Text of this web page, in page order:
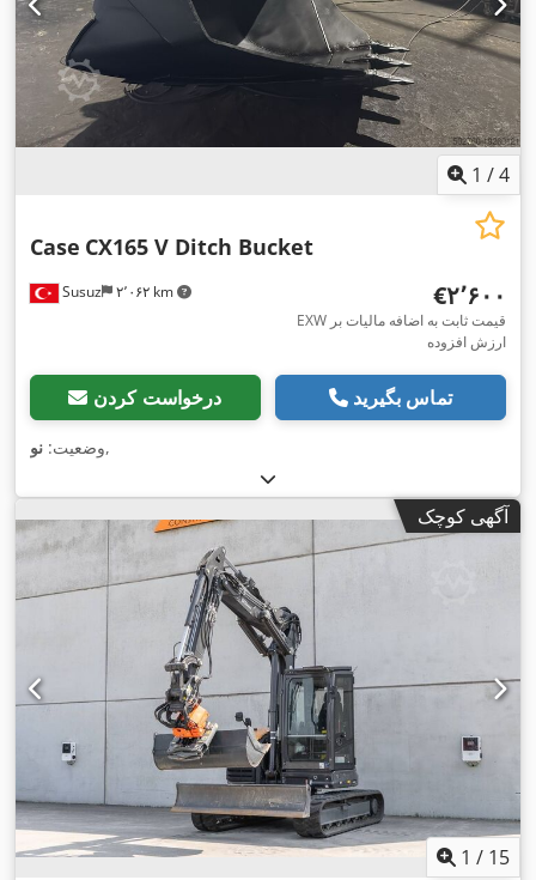
1 /4
Susuz ۲٬۰۶۲ km
Case CX165 V Ditch Bucket
‎€۲٬۶۰۰
EXW قیمت ثابت به اضافه مالیات بر
ارزش افزوده
درخواست کردن تماس بگیرید
وضعیت: نو ,
آگهی کوچک
1 / 15